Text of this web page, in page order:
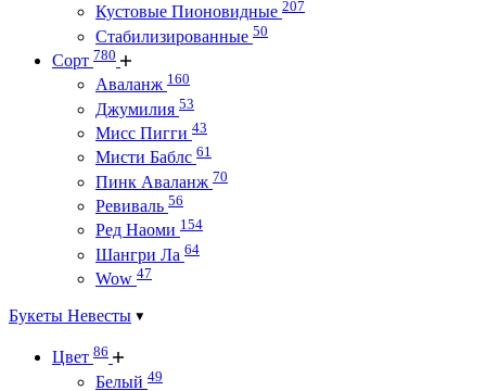
Кустовые Пионовидные 207
Стабилизированные 50
Сорт 780
Аваланж 160
Джумилия 53
Мисс Пигги 43
Мисти Баблс 61
Пинк Аваланж 70
Ревиваль 56
Ред Наоми 154
Шангри Ла 64
Wow 47
Букеты Невесты
Цвет 86
Белый 49